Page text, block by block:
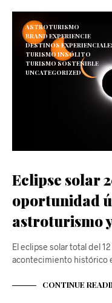
ASTROTURISMO
BRAND EXPERIENCIE
DESTINOS
TURISMO INSÓLITO
TURISMO SOSTENIBLE
UNCATEGORIZED
Eclipse solar
oportunidad
astroturismo
El eclipse solar total del
acontecimiento histórico
CONTINUE